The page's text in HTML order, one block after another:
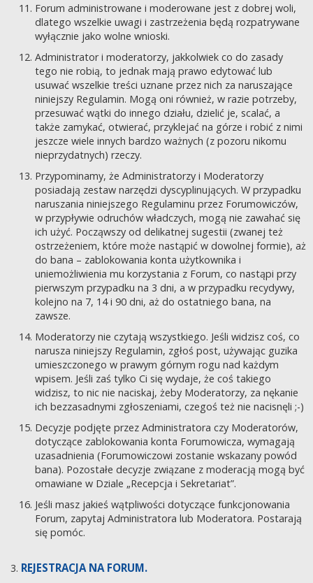
Forum administrowane i moderowane jest z dobrej woli,
dlatego wszelkie uwagi i zastrzeżenia będą rozpatrywane
wyłącznie jako wolne wnioski.
Administrator i moderatorzy, jakkolwiek co do zasady
tego nie robią, to jednak mają prawo edytować lub
usuwać wszelkie treści uznane przez nich za naruszające
niniejszy Regulamin. Mogą oni również, w razie potrzeby,
przesuwać wątki do innego działu, dzielić je, scalać, a
także zamykać, otwierać, przyklejać na górze i robić z nimi
jeszcze wiele innych bardzo ważnych (z pozoru nikomu
nieprzydatnych) rzeczy.
Przypominamy, że Administratorzy i Moderatorzy
posiadają zestaw narzędzi dyscyplinujących. W przypadku
naruszania niniejszego Regulaminu przez Forumowiczów,
w przypływie odruchów władczych, mogą nie zawahać się
ich użyć. Począwszy od delikatnej sugestii (zwanej też
ostrzeżeniem, które może nastąpić w dowolnej formie), aż
do bana – zablokowania konta użytkownika i
uniemożliwienia mu korzystania z Forum, co nastąpi przy
pierwszym przypadku na 3 dni, a w przypadku recydywy,
kolejno na 7, 14 i 90 dni, aż do ostatniego bana, na
zawsze.
Moderatorzy nie czytają wszystkiego. Jeśli widzisz coś, co
narusza niniejszy Regulamin, zgłoś post, używając guzika
umieszczonego w prawym górnym rogu nad każdym
wpisem. Jeśli zaś tylko Ci się wydaje, że coś takiego
widzisz, to nic nie naciskaj, żeby Moderatorzy, za nękanie
ich bezzasadnymi zgłoszeniami, czegoś też nie nacisnęli ;-)
Decyzje podjęte przez Administratora czy Moderatorów,
dotyczące zablokowania konta Forumowicza, wymagają
uzasadnienia (Forumowiczowi zostanie wskazany powód
bana). Pozostałe decyzje związane z moderacją mogą być
omawiane w Dziale „Recepcja i Sekretariat”.
Jeśli masz jakieś wątpliwości dotyczące funkcjonowania
Forum, zapytaj Administratora lub Moderatora. Postarają
się pomóc.
REJESTRACJA NA FORUM.